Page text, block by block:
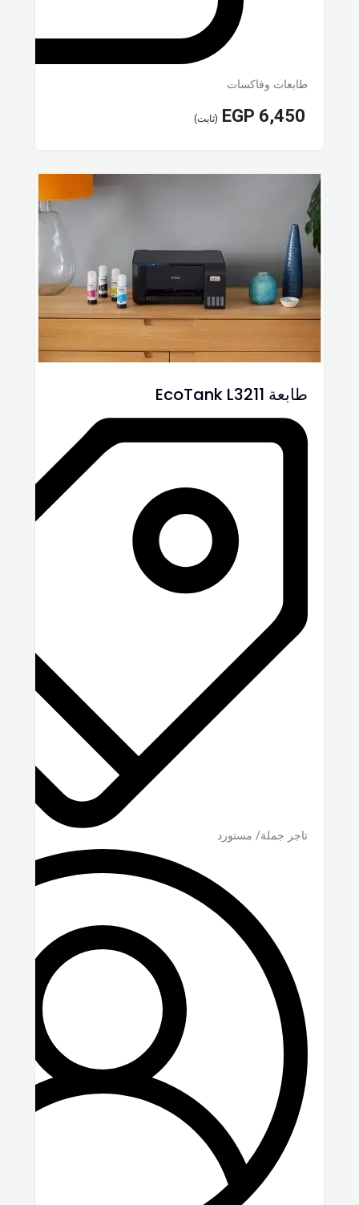
طابعات وفاكسات
EGP 6,450 (ثابت)
طابعة EcoTank L3211
تاجر جملة/ مستورد